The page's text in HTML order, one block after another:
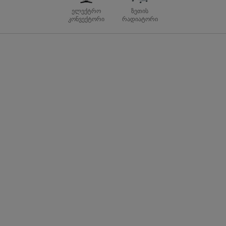
ელექტრო
კონვექტორი
ზეთის
რადიატორი